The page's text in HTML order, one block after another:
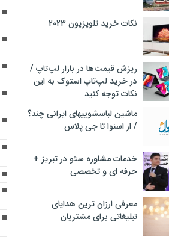
نکات خرید تلویزیون ۲۰۲۳
ریزش قیمت‌ها در بازار لپ‌تاپ /
در خرید لپ‌تاپ استوک به این
نکات توجه کنید
ماشین لباسشویی‎های ایرانی چند؟
/ از اسنوا تا جی پلاس
خدمات مشاوره سئو در تبریز +
حرفه ای و تخصصی
معرفی ارزان ترین هدایای
تبلیغاتی برای مشتریان